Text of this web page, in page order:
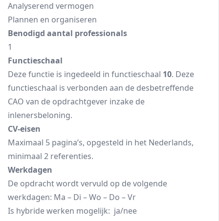
Analyserend vermogen
Plannen en organiseren
Benodigd aantal professionals
1
Functieschaal
Deze functie is ingedeeld in functieschaal 10. Deze
functieschaal is verbonden aan de desbetreffende
CAO van de opdrachtgever inzake de
inlenersbeloning.
CV-eisen
Maximaal 5 pagina’s, opgesteld in het Nederlands,
minimaal 2 referenties.
Werkdagen
De opdracht wordt vervuld op de volgende
werkdagen: Ma – Di – Wo – Do – Vr
Is hybride werken mogelijk: ja/nee